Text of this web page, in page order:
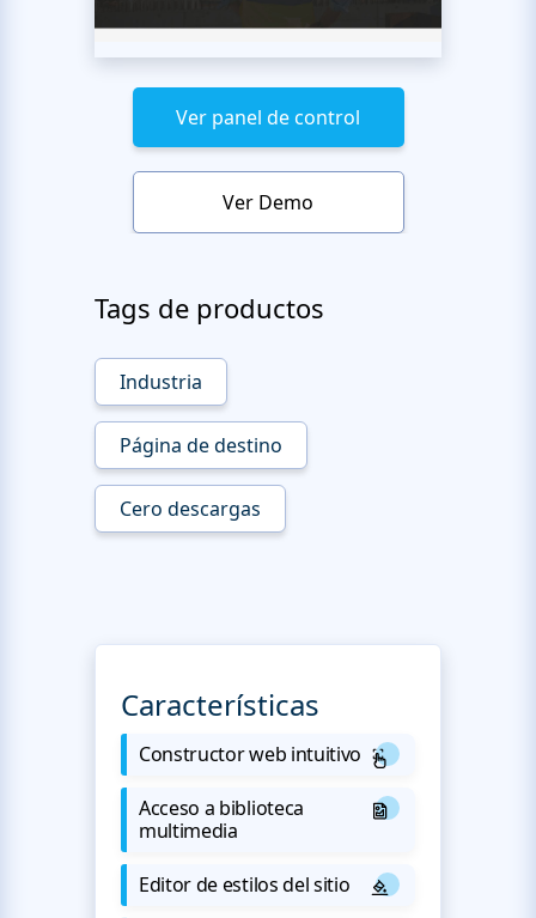
Ver panel de control
Ver Demo
Tags de productos
Industria
Página de destino
Cero descargas
Características
Constructor web intuitivo
Acceso a biblioteca
multimedia
Editor de estilos del sitio